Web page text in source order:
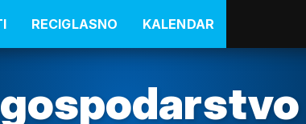
RECIGLASNO KALENDAR